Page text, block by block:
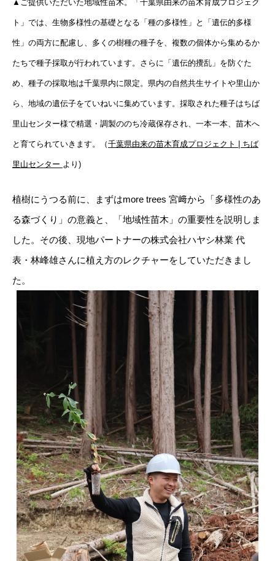
▲ご提供いただいた地域性苗木。「千葉県由来の苗木育成プロジェク
ト」では、生物多様性の基礎となる「種の多様性」と「遺伝的多様
性」の両方に配慮し、多くの樹種の種子を、複数の個体から集めるか
たちで種子採取が行われています。さらに「遺伝的攪乱」を防ぐた
め、種子の採取地は千葉県内に限定。県内の自然共生サイトや里山か
ら、地域の遺伝子をていねいに集めています。採取された種子はちば
里山センター様で精選・調製ののち冷蔵保存され、一本一本、苗木へ
と育てられていきます。（千葉県由来の苗木育成プロジェクト | ちば
里山センター より)
植樹にうつる前に、まずはmore trees 宮﨑から「多様性のあ
る森づくり」の意義と、「地域性苗木」の重要性を説明しま
した。その後、現地パートナーの株式会社ハヤシ林業 代
表・林峰雄さんに植え方のレクチャーをしていただきまし
た。